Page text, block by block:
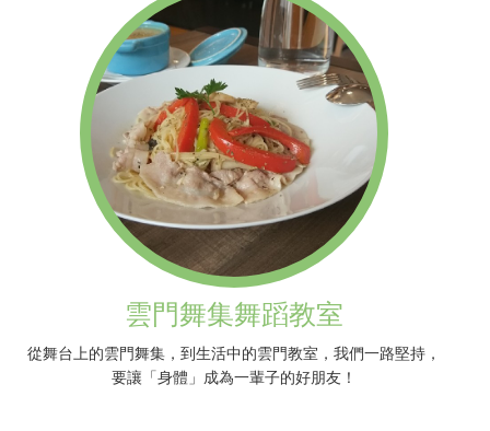
雲門舞集舞蹈教室
從舞台上的雲門舞集，到生活中的雲門教室，我們一路堅持，
要讓「身體」成為一輩子的好朋友！